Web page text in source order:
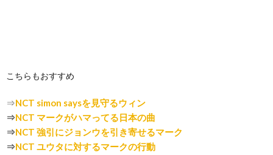
こちらもおすすめ
⇒NCT simon saysを見守るウィン
⇒NCT マークがハマってる日本の曲
⇒NCT 強引にジョンウを引き寄せるマーク
⇒NCT ユウタに対するマークの行動